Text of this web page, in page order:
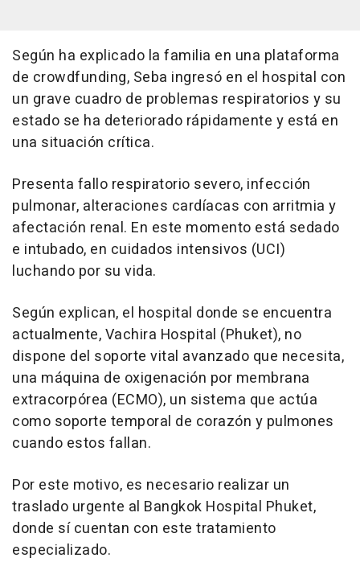
Según ha explicado la familia en una plataforma
de crowdfunding, Seba ingresó en el hospital con
un grave cuadro de problemas respiratorios y su
estado se ha deteriorado rápidamente y está en
una situación crítica.
Presenta fallo respiratorio severo, infección
pulmonar, alteraciones cardíacas con arritmia y
afectación renal. En este momento está sedado
e intubado, en cuidados intensivos (UCI)
luchando por su vida.
Según explican, el hospital donde se encuentra
actualmente, Vachira Hospital (Phuket), no
dispone del soporte vital avanzado que necesita,
una máquina de oxigenación por membrana
extracorpórea (ECMO), un sistema que actúa
como soporte temporal de corazón y pulmones
cuando estos fallan.
Por este motivo, es necesario realizar un
traslado urgente al Bangkok Hospital Phuket,
donde sí cuentan con este tratamiento
especializado.